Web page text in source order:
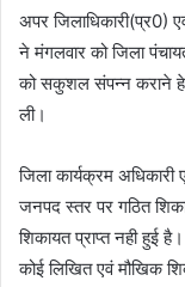
अपर जिलाधिकारी(प्र0)
ने मंगलवार को जिला
को सकुशल संपन्न कराने हेतु
ली।
जिला कार्यक्रम
जनपद स्तर पर गठित
शिकायत प्राप्त नही हुई
कोई लिखित एवं मौखिक